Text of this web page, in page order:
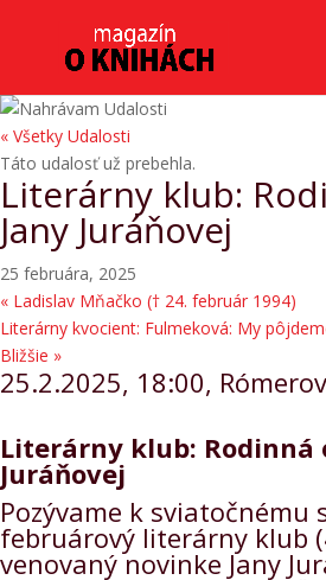
« Všetky Udalosti
Táto udalosť už prebehla.
Literárny klub:
Jany Juráňovej
25 februára, 2025
« Ladislav Mňačko († 24. február 1994)
Literárny kvocient: Fulmeková: My
Bližšie »
25.2.2025, 18:00,
Literárny klub: Rodinná
Juráňovej
Pozývame k sviatočnému
februárový literárny klub
venovaný novinke Jany